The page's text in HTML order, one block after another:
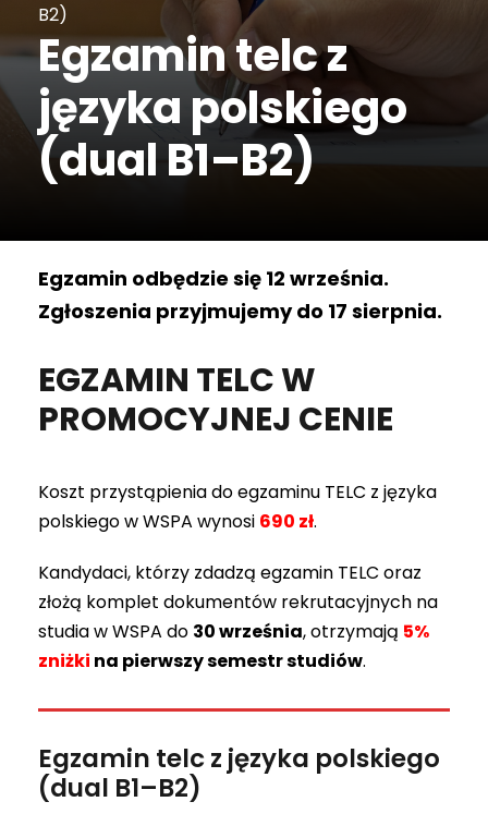
B2)
Egzamin telc z
języka polskiego
(dual B1–B2)
Egzamin odbędzie się 12 września.
Zgłoszenia przyjmujemy do 17 sierpnia.
EGZAMIN TELC W
PROMOCYJNEJ CENIE
Koszt przystąpienia do egzaminu TELC z języka
polskiego w WSPA wynosi 690 zł.
Kandydaci, którzy zdadzą egzamin TELC oraz
złożą komplet dokumentów rekrutacyjnych na
studia w WSPA do 30 września, otrzymają 5%
zniżki na pierwszy semestr studiów.
Egzamin telc z języka polskiego
(dual B1–B2)